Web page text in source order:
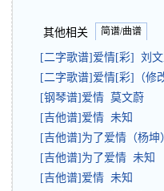
其他相关 简谱/曲谱
[二字歌谱]爱情[彩] 刘
[二字歌谱]爱情[彩]（修
[钢琴谱]爱情 莫文蔚
[吉他谱]爱情 未知
[吉他谱]为了爱情（杨坤
[吉他谱]为了爱情 未知
[吉他谱]爱情 未知